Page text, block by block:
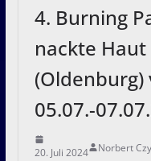
4. Burning
nackte
(Oldenburg)
05.07.-
20. Juli 2024 Norbert